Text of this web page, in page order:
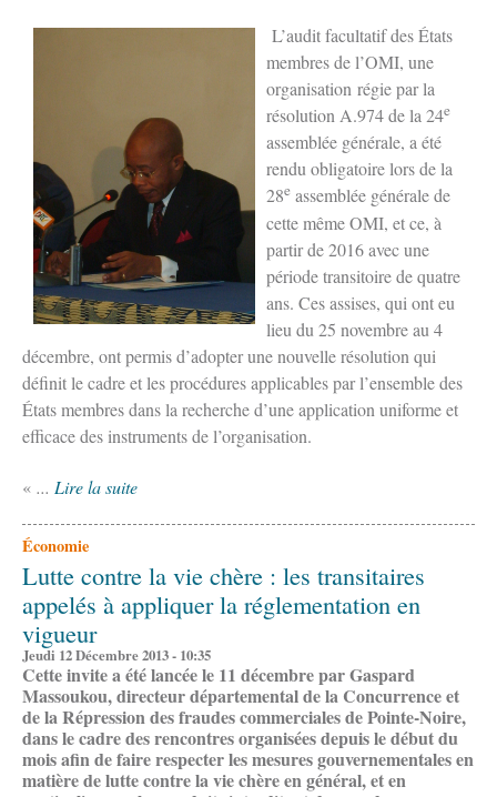
L’audit facultatif des États
membres de l’OMI, une
organisation régie par la
résolution A.974 de la 24e
assemblée générale, a été
rendu obligatoire lors de la
28e assemblée générale de
cette même OMI, et ce, à
partir de 2016 avec une
période transitoire de quatre
ans. Ces assises, qui ont eu
lieu du 25 novembre au 4
décembre, ont permis d’adopter une nouvelle résolution qui
définit le cadre et les procédures applicables par l’ensemble des
États membres dans la recherche d’une application uniforme et
efficace des instruments de l’organisation.
« ... Lire la suite
Économie
Lutte contre la vie chère : les transitaires
appelés à appliquer la réglementation en
vigueur
Jeudi 12 Décembre 2013 - 10:35
Cette invite a été lancée le 11 décembre par Gaspard
Massoukou, directeur départemental de la Concurrence et
de la Répression des fraudes commerciales de Pointe-Noire,
dans le cadre des rencontres organisées depuis le début du
mois afin de faire respecter les mesures gouvernementales en
matière de lutte contre la vie chère en général, et en